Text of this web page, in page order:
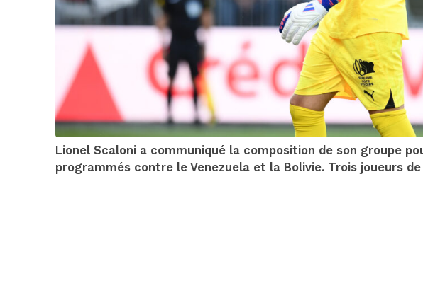
Lionel Scaloni a communiqué la composition de son groupe
programmés contre le Venezuela et la Bolivie. Trois joueurs de